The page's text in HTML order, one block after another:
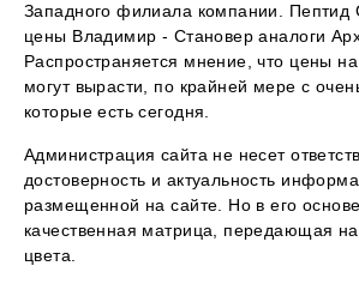
Западного филиала компании. Пептид
цены Владимир - Становер аналоги
Распространяется мнение, что цены
могут вырасти, по крайней мере с
которые есть сегодня.
Администрация сайта не несет
достоверность и актуальность
размещенной на сайте. Но в его
качественная матрица, передающая
цвета.